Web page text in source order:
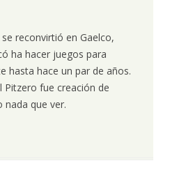
reconvirtió en Gaelco,
ha hacer juegos para
hasta hace un par de años.
Pitzero fue creación de
nada que ver.